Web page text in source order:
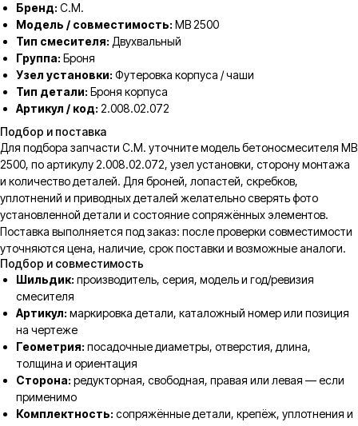
Бренд: C.M.
Модель / совместимость: MB 2500
Тип смесителя: Двухвальный
Группа: Броня
Узел установки: Футеровка корпуса / чаши
Тип детали: Броня корпуса
Артикул / код: 2.008.02.072
Подбор и поставка
Для подбора запчасти C.M. уточните модель бетоносмесителя MB
2500, по артикулу 2.008.02.072, узел установки, сторону монтажа
и количество деталей. Для броней, лопастей, скребков,
уплотнений и приводных деталей желательно сверять фото
установленной детали и состояние сопряжённых элементов.
Поставка выполняется под заказ: после проверки совместимости
уточняются цена, наличие, срок поставки и возможные аналоги.
Подбор и совместимость
Шильдик: производитель, серия, модель и год/ревизия
смесителя
Артикул: маркировка детали, каталожный номер или позиция
на чертеже
Геометрия: посадочные диаметры, отверстия, длина,
толщина и ориентация
Сторона: редукторная, свободная, правая или левая — если
применимо
Комплектность: сопряжённые детали, крепёж, уплотнения и